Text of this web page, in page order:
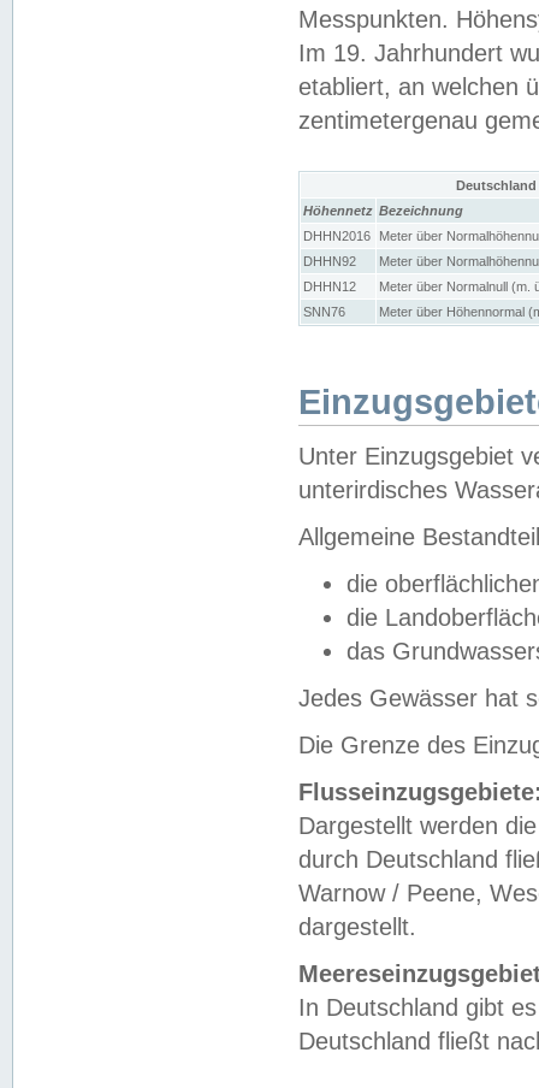
Messpunkten.
Im 19. Jahrhundert
etabliert, an welchen
zentimetergenau
Höhennetz Bezeichnung
DHHN2016
Meter über
DHHN92
Meter über
DHHN12
Meter über Normalnull (m.
SNN76
Meter über Höhennormal
Unter Einzugsgebiet
unterirdisches
Allgemeine
die
die
das
Jedes Gewässer hat
Die Grenze des
Dargestellt werden
durch Deutschland
Warnow / Peene,
dargestellt.
In Deutschland gibt
Deutschland fließt